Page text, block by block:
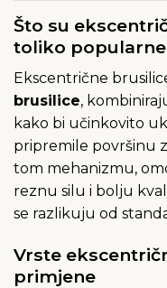
Što su
toliko popularne
Ekscentrične
brusilice,
kako bi učinkovito
pripremile površinu
tom mehanizmu,
reznu silu i bolju
se razlikuju od
Vrste
primjene